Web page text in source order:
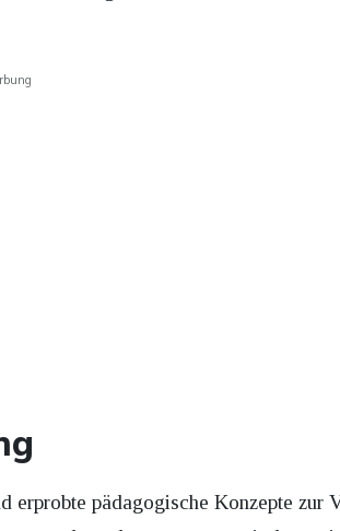
pädagogische Konzepte zur